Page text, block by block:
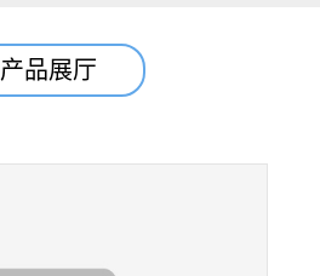
产品展厅